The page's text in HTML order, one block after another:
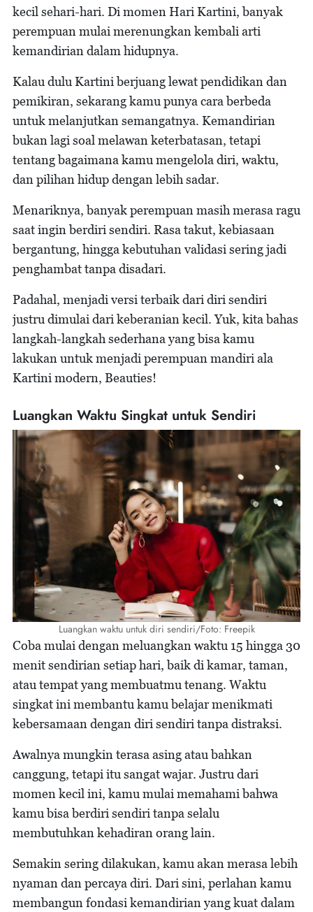
kecil sehari-hari. Di momen Hari Kartini, banyak
perempuan mulai merenungkan kembali arti
kemandirian dalam hidupnya.
Kalau dulu Kartini berjuang lewat pendidikan dan
pemikiran, sekarang kamu punya cara berbeda
untuk melanjutkan semangatnya. Kemandirian
bukan lagi soal melawan keterbatasan, tetapi
tentang bagaimana kamu mengelola diri, waktu,
dan pilihan hidup dengan lebih sadar.
Menariknya, banyak perempuan masih merasa ragu
saat ingin berdiri sendiri. Rasa takut, kebiasaan
bergantung, hingga kebutuhan validasi sering jadi
penghambat tanpa disadari.
Padahal, menjadi versi terbaik dari diri sendiri
justru dimulai dari keberanian kecil. Yuk, kita bahas
langkah-langkah sederhana yang bisa kamu
lakukan untuk menjadi perempuan mandiri ala
Kartini modern, Beauties!
Luangkan Waktu Singkat untuk Sendiri
Luangkan waktu untuk diri sendiri/Foto: Freepik
Coba mulai dengan meluangkan waktu 15 hingga 30
menit sendirian setiap hari, baik di kamar, taman,
atau tempat yang membuatmu tenang. Waktu
singkat ini membantu kamu belajar menikmati
kebersamaan dengan diri sendiri tanpa distraksi.
Awalnya mungkin terasa asing atau bahkan
canggung, tetapi itu sangat wajar. Justru dari
momen kecil ini, kamu mulai memahami bahwa
kamu bisa berdiri sendiri tanpa selalu
membutuhkan kehadiran orang lain.
Semakin sering dilakukan, kamu akan merasa lebih
nyaman dan percaya diri. Dari sini, perlahan kamu
membangun fondasi kemandirian yang kuat dalam